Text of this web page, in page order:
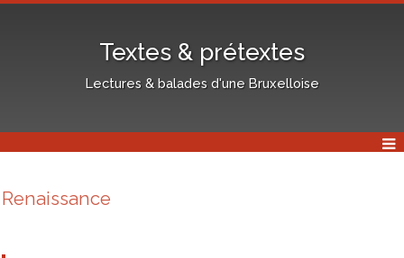
Textes & prétextes
Lectures & balades d'une Bruxelloise
Renaissance